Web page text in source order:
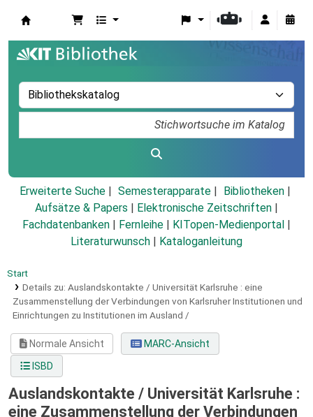
Erweiterte Suche Semesterapparate
Bibliotheken
Aufsätze & Papers
Elektronische Zeitschriften
Fachdatenbanken
Fernleihe KITopen-Medienportal
Literaturwunsch
Kataloganleitung
Start
Details zu: Auslandskontakte / Universität Karlsruhe : eine
Zusammenstellung der Verbindungen von Karlsruher Institutionen und
Einrichtungen zu Institutionen im Ausland /
Normale Ansicht
MARC-Ansicht
ISBD
Auslandskontakte / Universität Karlsruhe :
eine Zusammenstellung der Verbindungen